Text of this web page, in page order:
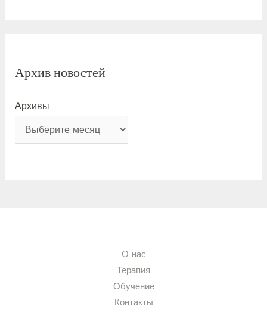
Архив новостей
Архивы
О нас
Терапия
Обучение
Контакты